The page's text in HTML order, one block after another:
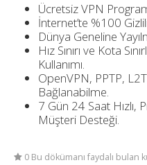
Ücretsiz VPN
İnternet’te %100
Dünya Geneline
Hız Sınırı ve Kota
Kullanımı.
OpenVPN, PPTP,
Bağlanabilme.
7 Gün 24 Saat Hızlı,
Müşteri Desteği.
0 Bu dökümanı faydalı bulan